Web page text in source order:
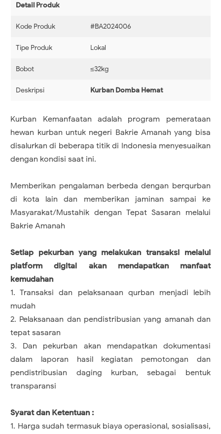
Detail Produk
Kode Produk #BA2024006
Tipe Produk Lokal
Bobot ≤32kg
Deskripsi Kurban Domba Hemat
Kurban Kemanfaatan adalah program pemerataan
hewan kurban untuk negeri Bakrie Amanah yang bisa
disalurkan di beberapa titik di Indonesia menyesuaikan
dengan kondisi saat ini.
Memberikan pengalaman berbeda dengan berqurban
di kota lain dan memberikan jaminan sampai ke
Masyarakat/Mustahik dengan Tepat Sasaran melalui
Bakrie Amanah
Setiap pekurban yang melakukan transaksi melalui
platform digital akan mendapatkan manfaat
kemudahan
1. Transaksi dan pelaksanaan qurban menjadi lebih
mudah
2. Pelaksanaan dan pendistribusian yang amanah dan
tepat sasaran
3. Dan pekurban akan mendapatkan dokumentasi
dalam laporan hasil kegiatan pemotongan dan
pendistribusian daging kurban, sebagai bentuk
transparansi
Syarat dan Ketentuan :
1. Harga sudah termasuk biaya operasional, sosialisasi,